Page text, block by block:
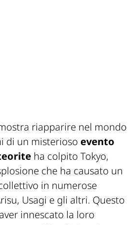
riapparire nel mondo
di un misterioso evento
ha colpito Tokyo,
che ha causato un
in numerose
Usagi e gli altri. Questo
innescato la loro